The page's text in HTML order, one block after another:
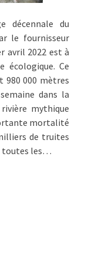
décennale du
le fournisseur
avril 2022 est à
écologique. Ce
980 000 mètres
dans la
mythique
mortalité
de truites
toutes les…
SUITE